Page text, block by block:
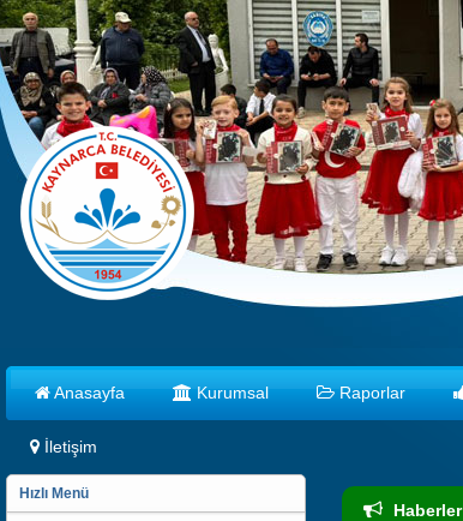
Anasayfa Kurumsal Raporlar
İletişim
Hızlı Menü
Haberler